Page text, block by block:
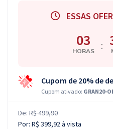
Atendimento ESSAS
03
HORAS :
Cupom de 20% de
Cupom ativado: GRAN20-
De: R$ 499,90
Por: R$ 399,92à vista